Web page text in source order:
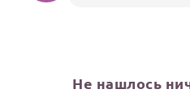
Не нашлось